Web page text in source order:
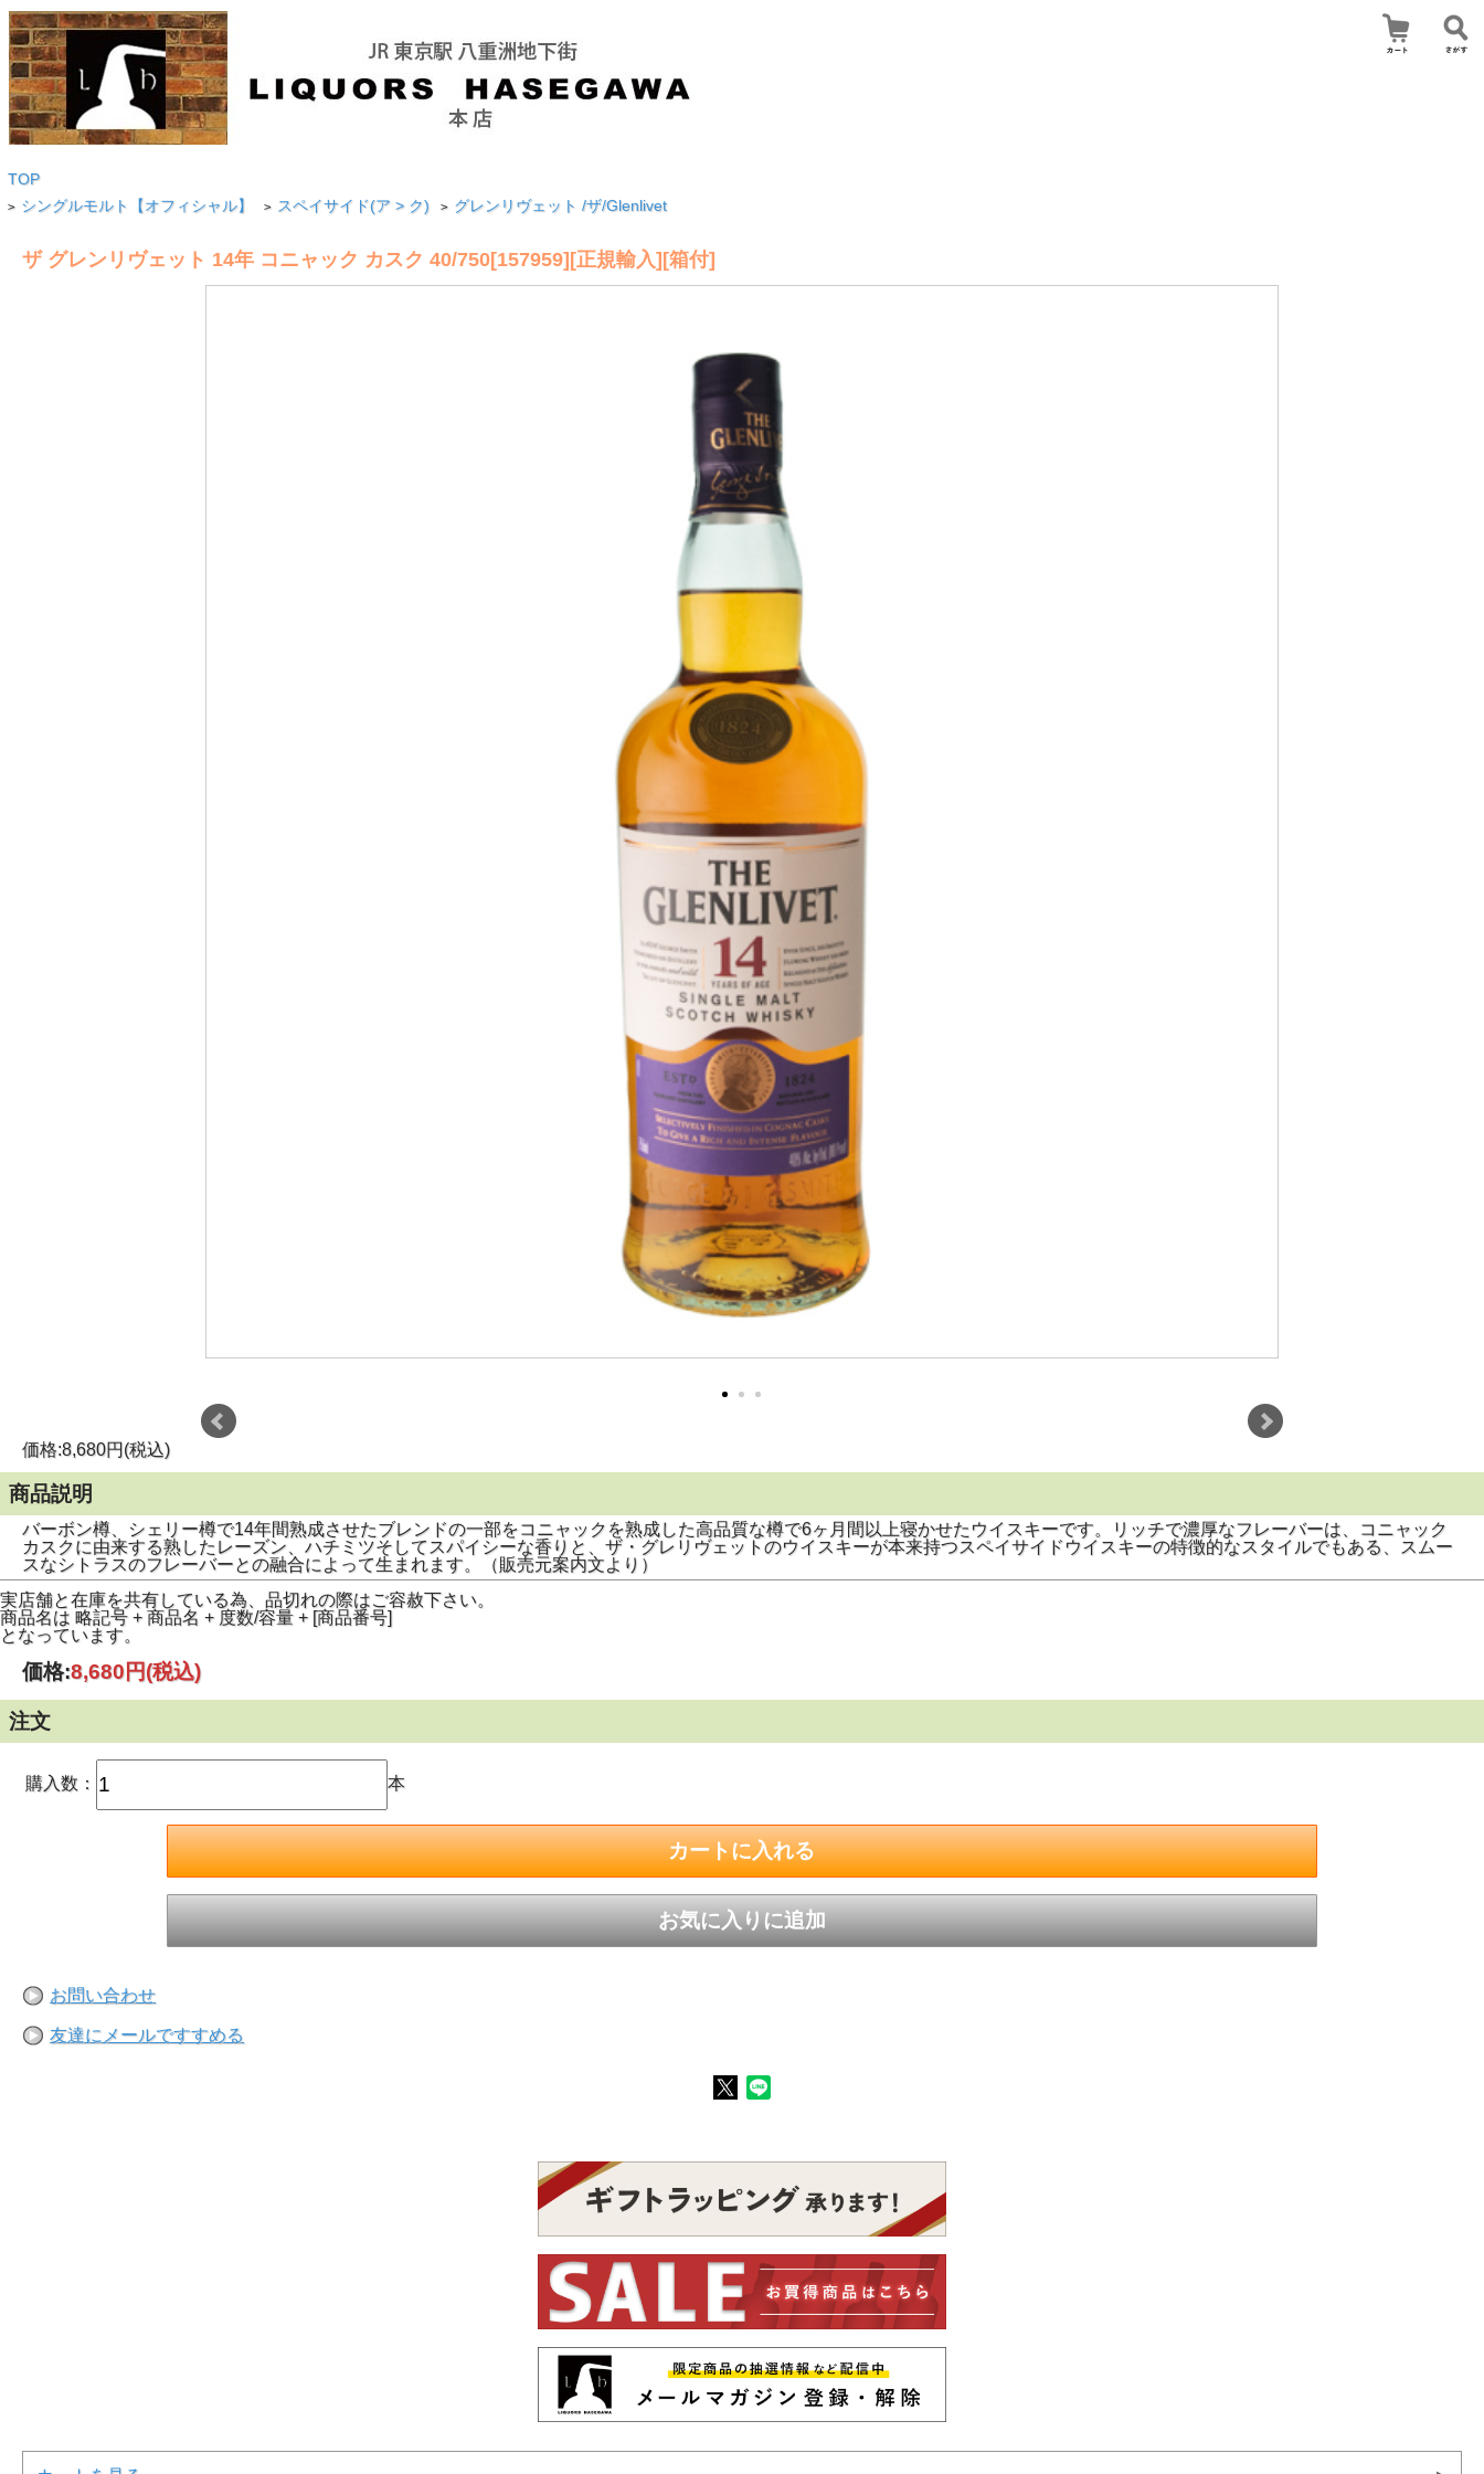
TOP
> シングルモルト【オフィシャル】 > スペイサイド(ア > ク) > グレンリヴェット /ザ/Glenlivet
ザ グレンリヴェット 14年 コニャック カスク 40/750[157959][正規輸入][箱付]
価格:8,680円(税込)
商品説明
バーボン樽、シェリー樽で14年間熟成させたブレンドの一部をコニャックを熟成した高品質な樽で6ヶ月間以上寝かせたウイスキーです。リッチで濃厚なフレーバーは、コニャック
カスクに由来する熟したレーズン、ハチミツそしてスパイシーな香りと、ザ・グレリヴェットのウイスキーが本来持つスペイサイドウイスキーの特徴的なスタイルでもある、スムー
スなシトラスのフレーバーとの融合によって生まれます。（販売元案内文より）
実店舗と在庫を共有している為、品切れの際はご容赦下さい。
商品名は 略記号 + 商品名 + 度数/容量 + [商品番号]
となっています。
価格:8,680円(税込)
注文
購入数： 本
お問い合わせ
友達にメールですすめる